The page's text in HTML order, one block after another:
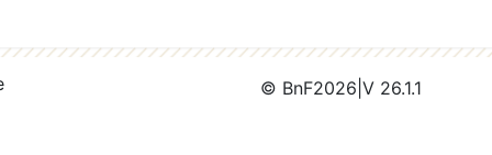
© BnF2026 V 26.1.1